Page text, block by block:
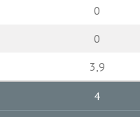
0
0
3,9
4